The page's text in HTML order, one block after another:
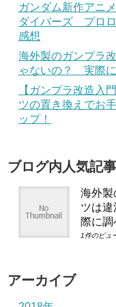
ガンダム新作アニ
ダイバーズ プロ
感想
海外製のガンプラ
ゃないの？ 実際
【ガンプラ改造入
ツの置き換えでお
ップ！
ブログ内人気記
海外製
ツは
際に調
1件のビュ
アーカイブ